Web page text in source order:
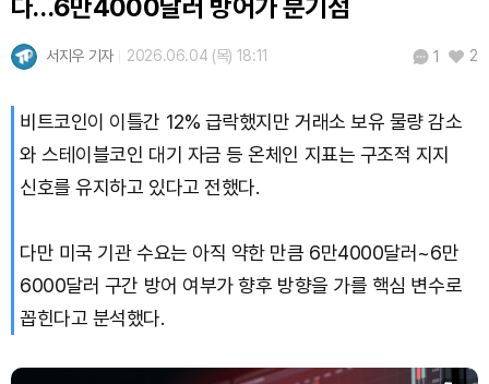
USDC (USDC)
Solana (SOL) ₩103,940(-1.43%)
TRON (TRX)
Dogecoin (DOGE) ₩ 98.64(-0.89%)
다…6만4000달러 방어가 분기점
서지우 기자 2026.06.04 (목) 18:11 1 2
비트코인이 이틀간 12% 급락했지만 거래소 보유 물량 감소
와 스테이블코인 대기 자금 등 온체인 지표는 구조적 지지
신호를 유지하고 있다고 전했다.
다만 미국 기관 수요는 아직 약한 만큼 6만4000달러~6만
6000달러 구간 방어 여부가 향후 방향을 가를 핵심 변수로
꼽힌다고 분석했다.